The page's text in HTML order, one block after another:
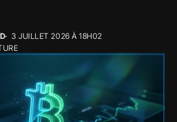
3 JUILLET 2026 À 18H02